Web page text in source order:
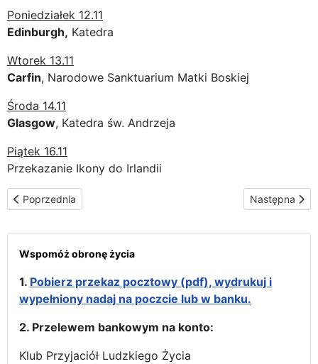
Poniedziałek 12.11
Edinburgh, Katedra
Wtorek 13.11
Carfin, Narodowe Sanktuarium Matki Boskiej
Środa 14.11
Glasgow, Katedra św. Andrzeja
Piątek 16.11
Przekazanie Ikony do Irlandii
Poprzednia strona: Trasa peregrynacji w Belgii
Poprzednia Następna
Następna
Wspomóż obronę życia
1. Pobierz przekaz pocztowy (pdf), wydrukuj i
wypełniony nadaj na poczcie lub w banku.
2. Przelewem bankowym na konto:
Klub Przyjaciół Ludzkiego Życia